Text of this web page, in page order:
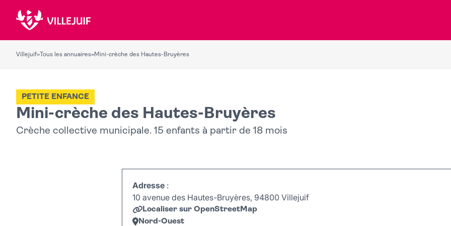
Villejuif» Tous les annuaires»Mini-crèche des Hautes-Bruyères
Mini-crèche des Hautes-Bruyères
PETITE ENFANCE
Crèche collective municipale. 15 enfants à partir de 18 mois
Adresse :
10 avenue des Hautes-Bruyères, 94800 Villejuif
Localiser sur OpenStreetMap
Nord-Ouest